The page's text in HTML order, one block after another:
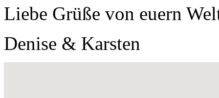
Liebe Grüße von euern
Denise & Karsten